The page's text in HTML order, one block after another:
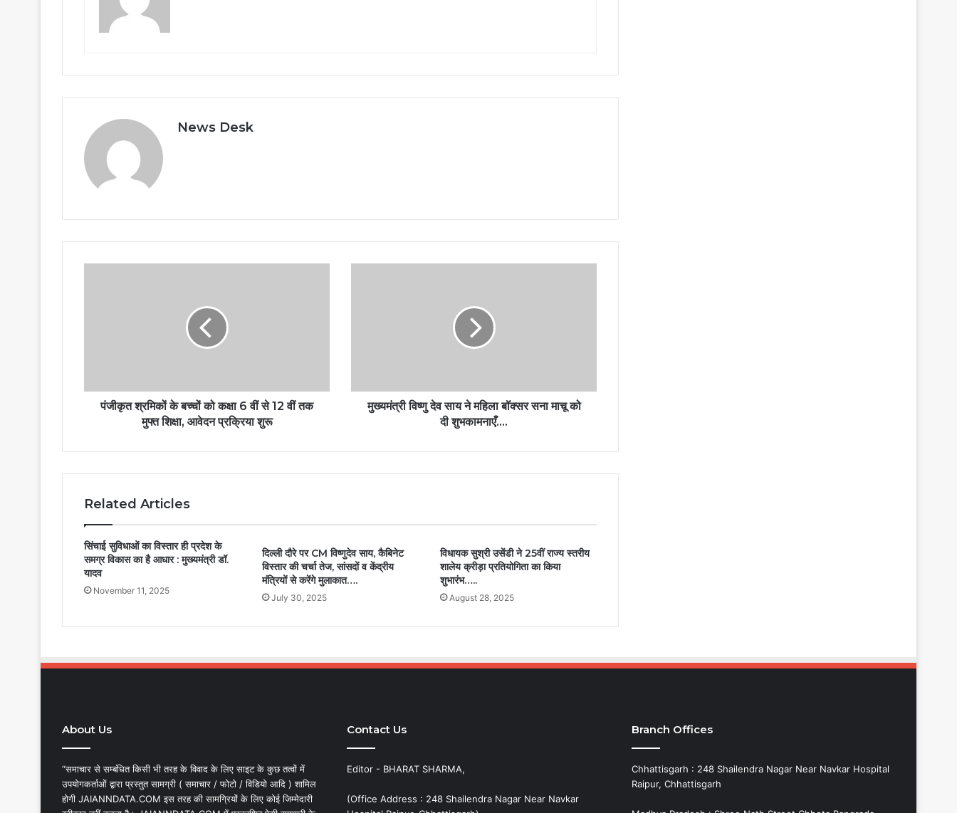
News Desk
पंजीकृत श्रमिकों के बच्चों को कक्षा 6 वीं से 12 वीं तक
मुफ्त शिक्षा, आवेदन प्रक्रिया शुरू
मुख्यमंत्री विष्णु देव साय ने महिला बॉक्सर सना माचू को
दी शुभकामनाएँ….
Related Articles
सिंचाई सुविधाओं का विस्तार ही प्रदेश के
समग्र विकास का है आधार : मुख्यमंत्री डॉ.
यादव
November 11, 2025
दिल्ली दौरे पर CM विष्णुदेव साय, कैबिनेट
विस्तार की चर्चा तेज, सांसदों व केंद्रीय
मंत्रियों से करेंगे मुलाकात….
July 30, 2025
विधायक सुश्री उसेंडी ने 25वीं राज्य स्तरीय
शालेय क्रीड़ा प्रतियोगिता का किया
शुभारंभ…..
August 28, 2025
About Us
“समाचार से सम्बंधित किसी भी तरह के विवाद के लिए साइट के कुछ तत्वों में
उपयोगकर्ताओं द्वारा प्रस्तुत सामग्री ( समाचार / फोटो / विडियो आदि ) शामिल
होगी JAIANNDATA.COM इस तरह की सामग्रियों के लिए कोई जिम्मेदारी
Contact Us
Editor - BHARAT SHARMA,
(Office Address : 248 Shailendra Nagar Near Navkar
Branch Offices
Chhattisgarh : 248 Shailendra Nagar Near Navkar Hospital
Raipur, Chhattisgarh